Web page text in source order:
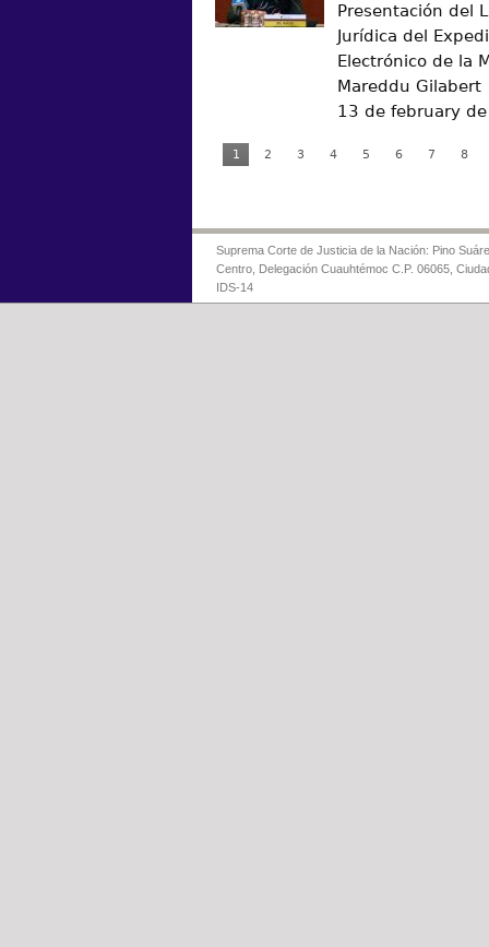
Presentación del
Jurídica del
Electrónico de la
Mareddu Gilabert
13 de february
1 2 3 4 5 6 7 8
Suprema Corte de Justicia de la Nación: Pino
Centro, Delegación Cuauhtémoc C.P. 06065,
IDS-14